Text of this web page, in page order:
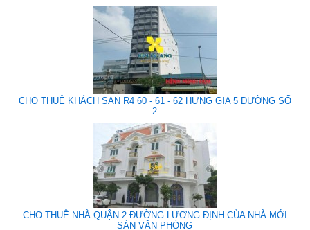
CHO THUÊ KHÁCH SẠN R4 60 - 61 - 62 HƯNG GIA 5 ĐƯỜNG SỐ
2
CHO THUÊ NHÀ QUẬN 2 ĐƯỜNG LƯƠNG ĐỊNH CỦA NHÀ MỚI
SÀN VĂN PHÒNG